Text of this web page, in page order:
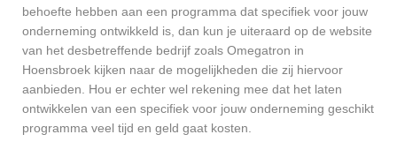
behoefte hebben aan een programma dat specifiek voor jouw
onderneming ontwikkeld is, dan kun je uiteraard op de website
van het desbetreffende bedrijf zoals Omegatron in
Hoensbroek kijken naar de mogelijkheden die zij hiervoor
aanbieden. Hou er echter wel rekening mee dat het laten
ontwikkelen van een specifiek voor jouw onderneming geschikt
programma veel tijd en geld gaat kosten.